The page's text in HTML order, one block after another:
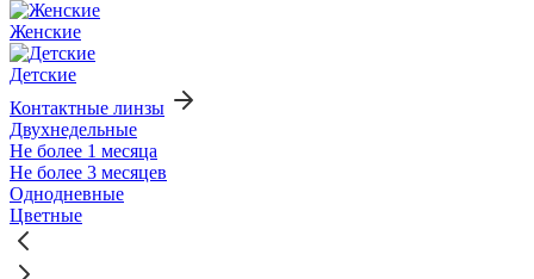
Женские
Детские
Контактные линзы
Двухнедельные
Не более 1 месяца
Не более 3 месяцев
Однодневные
Цветные